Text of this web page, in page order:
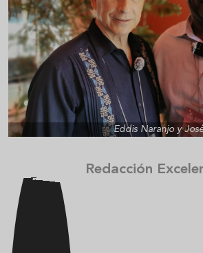
Eddis Naranjo y
Redacción